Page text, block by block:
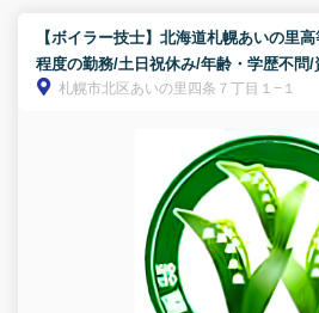
【ボイラー技士】北海道札幌あいの里
程度の勤務/土日祝休み/年齢・学歴不問/
札幌市北区あいの里四条７丁目１−１